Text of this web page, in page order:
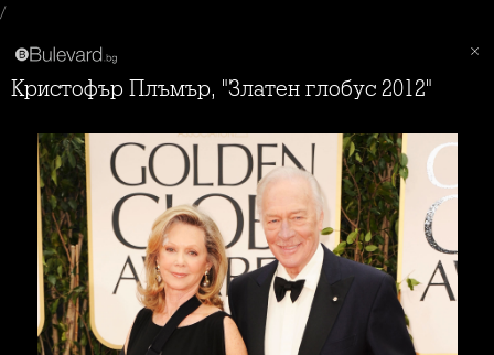
/
Кристофър Плъмър, "Златен глобус 2012"